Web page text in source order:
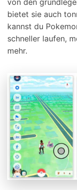
von den
bietet sie auch
kannst du
schneller laufen,
mehr.